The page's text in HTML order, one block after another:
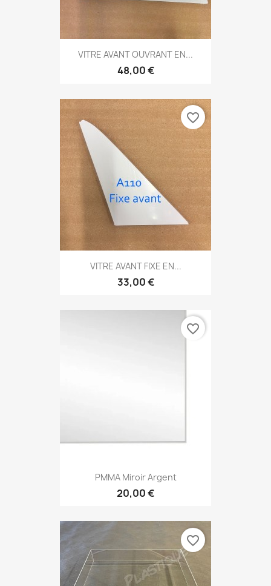
VITRE AVANT OUVRANT EN...
48,00 €
VITRE AVANT FIXE EN...
33,00 €
favorite_border
PMMA Miroir Argent
20,00 €
favorite_border
favorite_border